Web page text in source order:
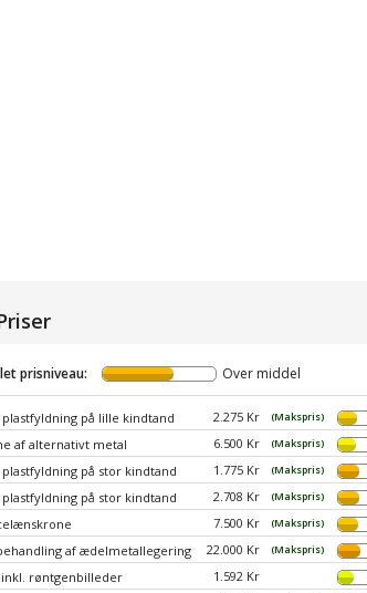
prisniveau: Over middel
plastfyldning på lille kindtand 2.275 Kr (Makspris)
af alternativt metal 6.500 Kr (Makspris)
plastfyldning på stor kindtand 1.775 Kr (Makspris)
plastfyldning på stor kindtand 2.708 Kr (Makspris)
7.500 Kr (Makspris)
af ædelmetallegering 22.000 Kr (Makspris)
inkl. røntgenbilleder
1.592 Kr